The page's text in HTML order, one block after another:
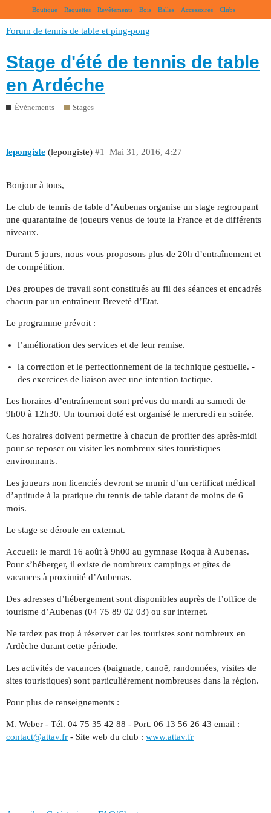
Boutique Raquettes Revêtements Bois Balles Accessoires Clubs
Forum de tennis de table et ping-pong
Stage d'été de tennis de table
en Ardéche
Évènements Stages
lepongiste (lepongiste) Mai 31, 2016, 4:27
#1
Bonjour à tous,
Le club de tennis de table d’Aubenas organise un stage regroupant
une quarantaine de joueurs venus de toute la France et de différents
niveaux.
Durant 5 jours, nous vous proposons plus de 20h d’entraînement et
de compétition.
Des groupes de travail sont constitués au fil des séances et encadrés
chacun par un entraîneur Breveté d’Etat.
Le programme prévoit :
l’amélioration des services et de leur remise.
la correction et le perfectionnement de la technique gestuelle. -
des exercices de liaison avec une intention tactique.
Les horaires d’entraînement sont prévus du mardi au samedi de
9h00 à 12h30. Un tournoi doté est organisé le mercredi en soirée.
Ces horaires doivent permettre à chacun de profiter des après-midi
pour se reposer ou visiter les nombreux sites touristiques
environnants.
Les joueurs non licenciés devront se munir d’un certificat médical
d’aptitude à la pratique du tennis de table datant de moins de 6
mois.
Le stage se déroule en externat.
Accueil: le mardi 16 août à 9h00 au gymnase Roqua à Aubenas.
Pour s’héberger, il existe de nombreux campings et gîtes de
vacances à proximité d’Aubenas.
Des adresses d’hébergement sont disponibles auprès de l’office de
tourisme d’Aubenas (04 75 89 02 03) ou sur internet.
Ne tardez pas trop à réserver car les touristes sont nombreux en
Ardèche durant cette période.
Les activités de vacances (baignade, canoë, randonnées, visites de
sites touristiques) sont particulièrement nombreuses dans la région.
Pour plus de renseignements :
M. Weber - Tél. 04 75 35 42 88 - Port. 06 13 56 26 43 email :
contact@attav.fr - Site web du club : www.attav.fr